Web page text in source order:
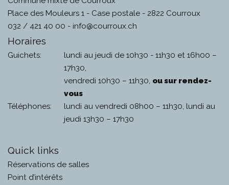
Place des Mouleurs 1 - Case postale - 2822 Courroux
032 / 421 40 00 - info@courroux.ch
Horaires
Guichets:
lundi au jeudi de 10h30 - 11h30 et 16h00 –
17h30,
vendredi 10h30 – 11h30, ou sur rendez-
vous
Téléphones:
lundi au vendredi 08h00 – 11h30, lundi au
jeudi 13h30 – 17h30
Quick links
Réservations de salles
Point d’intérêts